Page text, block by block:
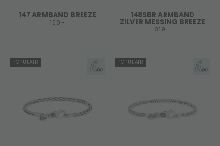
147 ARMBAND BREEZE
199,-
148SBR ARMBAND
ZILVER MESSING BREEZE
319,-
POPULAIR POPULAIR